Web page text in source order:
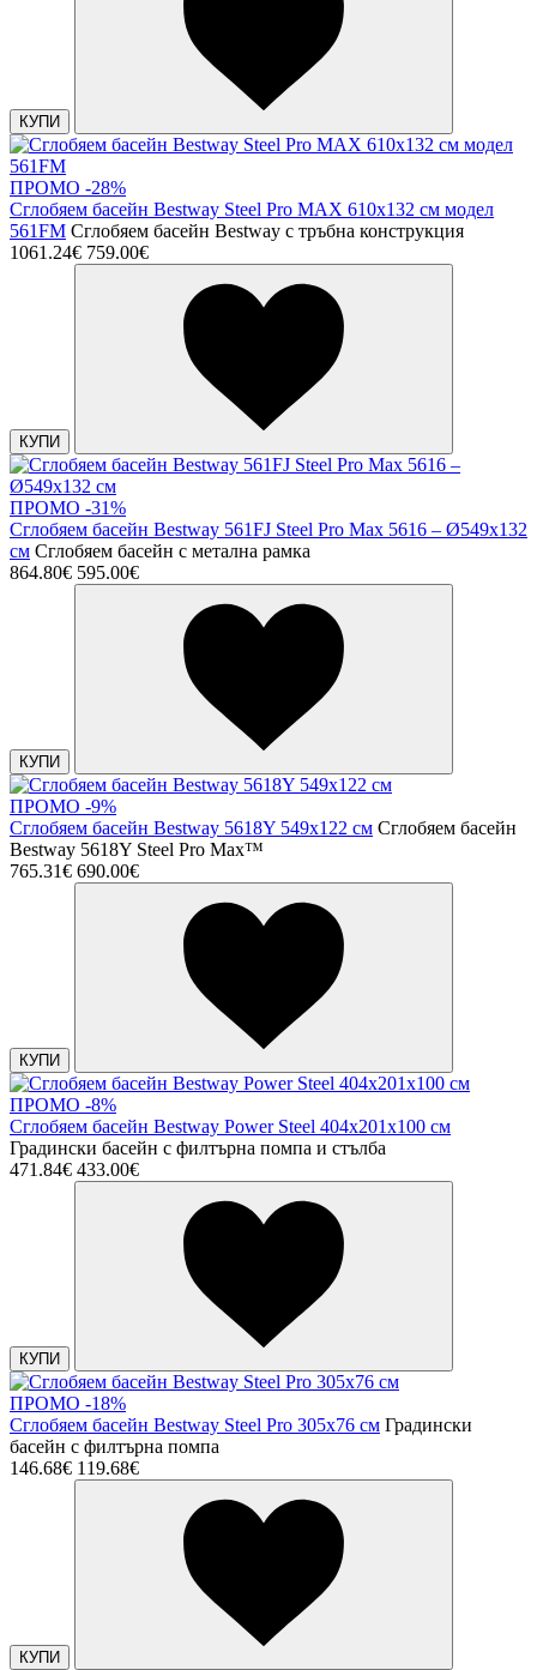
КУПИ
ПРОМО -28%
Сглобяем басейн Bestway Steel Pro MAX 610х132 см модел
561FM Сглобяем басейн Bestway с тръбна конструкция
1061.24€ 759.00€
КУПИ
ПРОМО -31%
Сглобяем басейн Bestway 561FJ Steel Pro Max 5616 – Ø549x132
см Сглобяем басейн с метална рамка
864.80€ 595.00€
КУПИ
ПРОМО -9%
Сглобяем басейн Bestway 5618Y 549x122 см Сглобяем басейн
Bestway 5618Y Steel Pro Max™
765.31€ 690.00€
КУПИ
ПРОМО -8%
Сглобяем басейн Bestway Power Steel 404х201х100 см
Градински басейн с филтърна помпа и стълба
471.84€ 433.00€
КУПИ
ПРОМО -18%
Сглобяем басейн Bestway Steel Pro 305x76 см Градински
басейн с филтърна помпа
146.68€ 119.68€
КУПИ